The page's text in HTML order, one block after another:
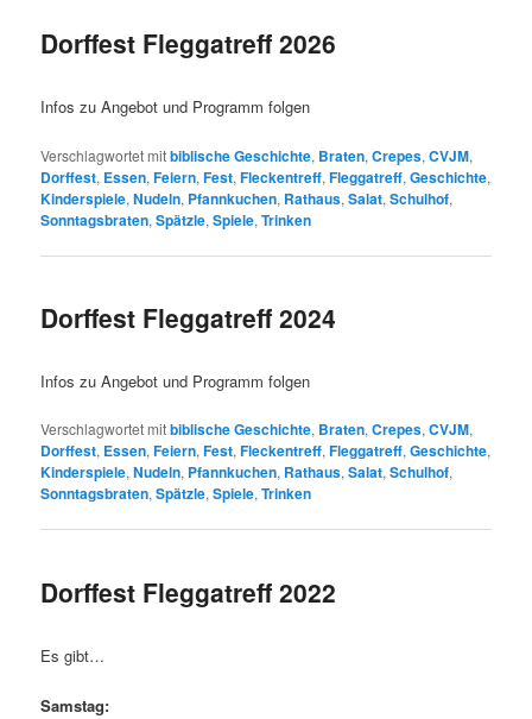
Dorffest Fleggatreff 2026
Infos zu Angebot und Programm folgen
Verschlagwortet mitbiblische Geschichte, Braten,Crepes,CVJM,
Dorffest, Essen,Feiern,Fest,Fleckentreff,Fleggatreff,Geschichte,
Kinderspiele,Nudeln, Pfannkuchen, Rathaus,Salat,Schulhof,
Sonntagsbraten,Spätzle,Spiele,Trinken
Dorffest Fleggatreff 2024
Infos zu Angebot und Programm folgen
Verschlagwortet mitbiblische Geschichte, Braten,Crepes,CVJM,
Dorffest, Essen,Feiern,Fest,Fleckentreff,Fleggatreff,Geschichte,
Kinderspiele,Nudeln, Pfannkuchen, Rathaus,Salat,Schulhof,
Sonntagsbraten,Spätzle,Spiele,Trinken
Dorffest Fleggatreff 2022
Es gibt…
Samstag: